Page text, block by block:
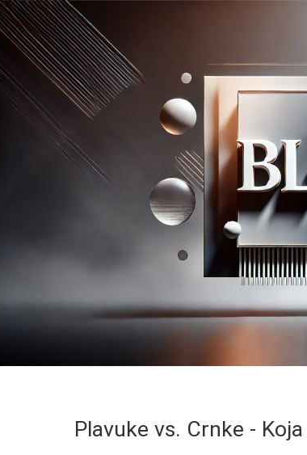
Plavuke vs. Crnke -